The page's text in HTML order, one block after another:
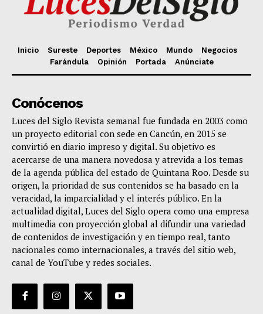
Inicio Sureste Deportes México Mundo
Negocios
Farándula
Opinión Portada Anúnciate
Conócenos
Luces del Siglo Revista semanal fue fundada en 2003 como
un proyecto editorial con sede en Cancún, en 2015 se
convirtió en diario impreso y digital. Su objetivo es
acercarse de una manera novedosa y atrevida a los temas
de la agenda pública del estado de Quintana Roo. Desde su
origen, la prioridad de sus contenidos se ha basado en la
veracidad, la imparcialidad y el interés público. En la
actualidad digital, Luces del Siglo opera como una empresa
multimedia con proyección global al difundir una variedad
de contenidos de investigación y en tiempo real, tanto
nacionales como internacionales, a través del sitio web,
canal de YouTube y redes sociales.